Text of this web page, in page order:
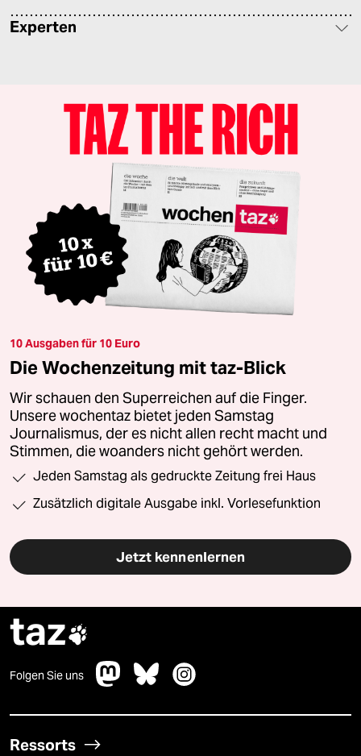
Experten
10 Ausgaben für 10 Euro
Die Wochenzeitung mit taz-Blick
Wir schauen den Superreichen auf die Finger.
Unsere wochentaz bietet jeden Samstag
Journalismus, der es nicht allen recht macht und
Stimmen, die woanders nicht gehört werden.
Jeden Samstag als gedruckte Zeitung frei Haus
Zusätzlich digitale Ausgabe inkl. Vorlesefunktion
Jetzt kennenlernen
taz
Folgen Sie uns
Ressorts